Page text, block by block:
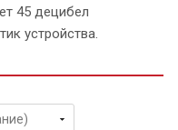
45 децибел
устройства.